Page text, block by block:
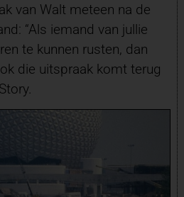
van Walt meteen na de
“Als iemand van jullie
te kunnen rusten, dan
die uitspraak komt terug